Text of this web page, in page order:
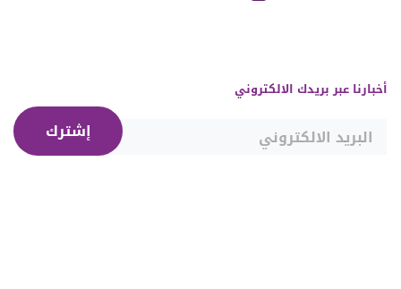
أخبارنا عبر بريدك الالكتروني
إشترك